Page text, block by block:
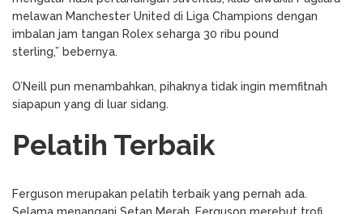
melawan Manchester United di Liga Champions dengan
imbalan jam tangan Rolex seharga 30 ribu pound
sterling,” bebernya.
O’Neill pun menambahkan, pihaknya tidak ingin memfitnah
siapapun yang di luar sidang.
Pelatih Terbaik
Ferguson merupakan pelatih terbaik yang pernah ada.